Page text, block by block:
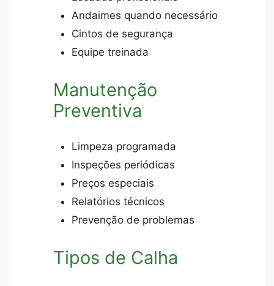
Andaimes quando necessário
Cintos de segurança
Equipe treinada
Manutenção
Preventiva
Limpeza programada
Inspeções periódicas
Preços especiais
Relatórios técnicos
Prevenção de problemas
Tipos de Calha